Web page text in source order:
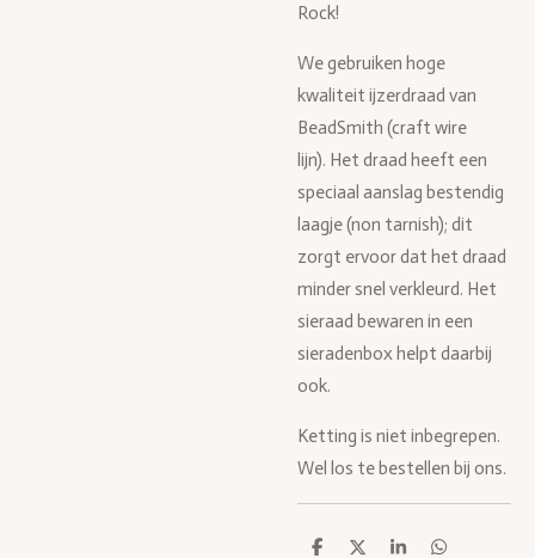
Rock!
We gebruiken hoge
kwaliteit ijzerdraad van
BeadSmith (craft wire
lijn). Het draad heeft een
speciaal aanslag bestendig
laagje (non tarnish); dit
zorgt ervoor dat het draad
minder snel verkleurd. Het
sieraad bewaren in een
sieradenbox helpt daarbij
ook.
Ketting is niet inbegrepen.
Wel los te bestellen bij ons.
D
D
S
D